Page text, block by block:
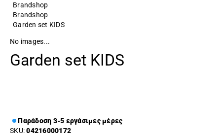
Brandshop
Brandshop
Garden set KIDS
No images...
Garden set KIDS
Παράδοση 3-5 εργάσιμες μέρες
SKU:04216000172